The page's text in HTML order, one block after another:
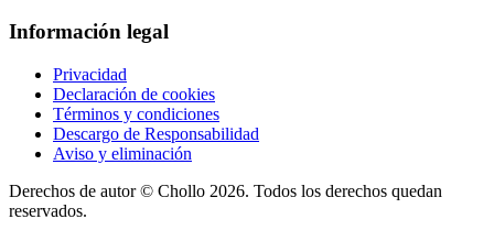
Información legal
Privacidad
Declaración de cookies
Términos y condiciones
Descargo de Responsabilidad
Aviso y eliminación
Derechos de autor © Chollo 2026. Todos los derechos quedan
reservados.